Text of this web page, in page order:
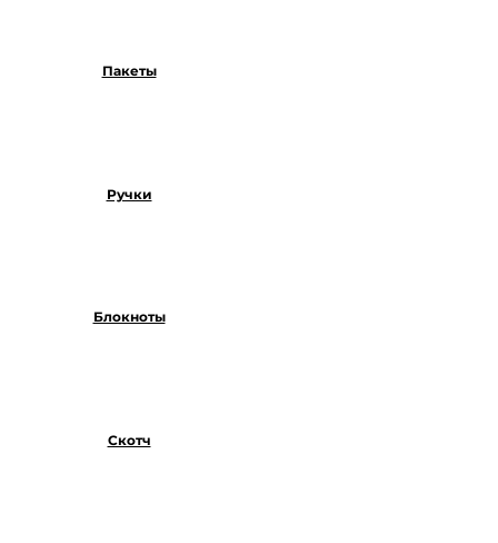
Пакеты
Ручки
Блокноты
Скотч